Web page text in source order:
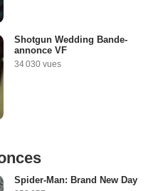
Shotgun Wedding Bande-
annonce VF
34 030 vues
Spider-Man: Brand New Day